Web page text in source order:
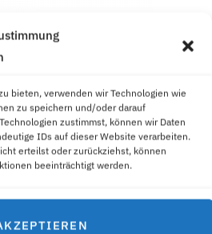
bieten, verwenden wir Technologien wie
zu speichern und/oder darauf
zustimmst, können wir Daten
IDs auf dieser Website verarbeiten.
erteilst oder zurückziehst, können
beeinträchtigt werden.